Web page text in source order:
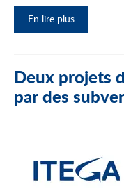
En lire plus
Deux projets
par des